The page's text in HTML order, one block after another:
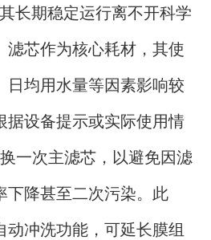
长期稳定运行离不开科学
滤芯作为核心耗材，其使
日均用水量等因素影响较
据设备提示或实际使用情
一次主滤芯，以避免因滤
下降甚至二次污染。此
动冲洗功能，可延长膜组